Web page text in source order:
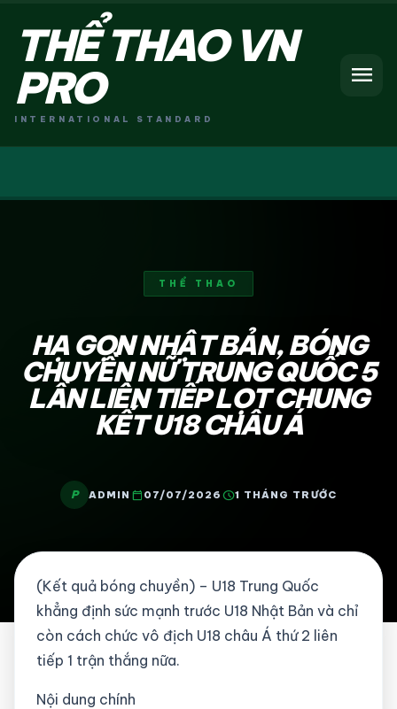
THỂ THAO VN
PRO
INTERNATIONAL STANDARD
menu
THỂ THAO
HẠ GỌN NHẬT BẢN, BÓNG
CHUYỀN NỮ TRUNG QUỐC 5
LẦN LIÊN TIẾP LỌT CHUNG
KẾT U18 CHÂU Á
P ADMIN calendar_today 07/07/2026 schedule1 THÁNG TRƯỚC
(Kết quả bóng chuyền) – U18 Trung Quốc
khẳng định sức mạnh trước U18 Nhật Bản và chỉ
còn cách chức vô địch U18 châu Á thứ 2 liên
tiếp 1 trận thắng nữa.
Nội dung chính